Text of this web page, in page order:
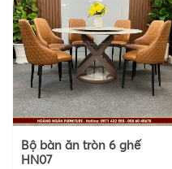
Bộ bàn ăn tròn 6 ghế
HN07